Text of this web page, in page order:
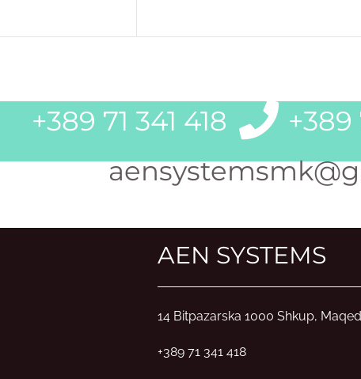
+389 71 341 418
+389
AEN SYSTEMS
14 Bitpazarska 1000 Shkup,
+389 71 341 418